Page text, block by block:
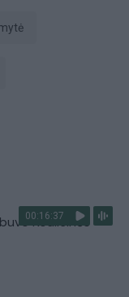
00:16:37
Koalicinės